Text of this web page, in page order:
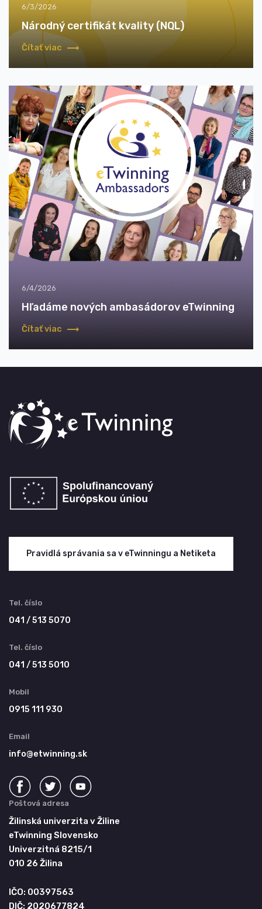
6/3/2026
Národný certifikát kvality (NQL)
Čítať viac
6/4/2026
Hľadáme nových ambasádorov eTwinning
Čítať viac
Pravidlá správania sa v eTwinningu a Netiketa
Tel. číslo
041 / 513 5070
Tel. číslo
041 / 513 5010
Mobil
0915 111 930
Email
info@etwinning.sk
Poštová adresa
Žilinská univerzita v Žiline
eTwinning Slovensko
Univerzitná 8215/1
010 26 Žilina
IČO: 00397563
DIČ: 2020677824